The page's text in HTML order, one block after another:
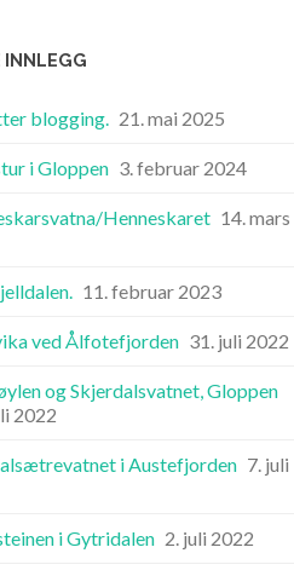
INNLEGG
blogging. 21. mai 2025
i Gloppen 3. februar 2024
Henneskaret 14. mars
11. februar 2023
ved Ålfotefjorden 31. juli 2022
og Skjerdalsvatnet, Gloppen
2022
i Austefjorden 7. juli
i Gytridalen 2. juli 2022